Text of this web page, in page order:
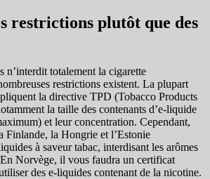
restrictions plutôt que des
n’interdit totalement la cigarette
restrictions existent. La plupart
la directive TPD (Tobacco Products
la taille des contenants d’e-liquide
et leur concentration. Cependant,
Finlande, la Hongrie et l’Estonie
à saveur tabac, interdisant les arômes
Norvège, il vous faudra un certificat
des e-liquides contenant de la nicotine.